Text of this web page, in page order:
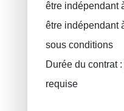
être indépendant
être indépendant
sous conditions
Durée du contrat
requise
Assurance décès
Assurance funéraire
RC Exploitation / RC